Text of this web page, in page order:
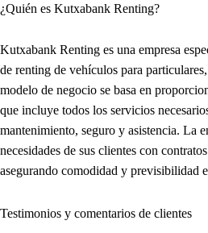
¿Quién es Kutxabank Renting?
Kutxabank Renting es una empresa
de renting de vehículos para
modelo de negocio se basa en
que incluye todos los servicios
mantenimiento, seguro y asistencia. La
necesidades de sus clientes con
asegurando comodidad y previsibilidad
Testimonios y comentarios de clientes